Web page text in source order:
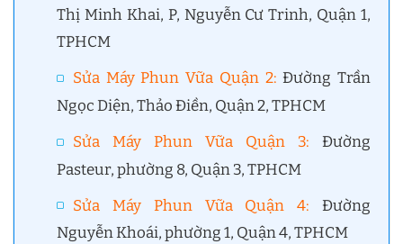
Thị Minh Khai, P, Nguyễn Cư Trinh, Quận 1,
TPHCM
Sửa Máy Phun Vữa Quận 2: Đường Trần
Ngọc Diện, Thảo Điền, Quận 2, TPHCM
Sửa Máy Phun Vữa Quận 3: Đường
Pasteur, phường 8, Quận 3, TPHCM
Sửa Máy Phun Vữa Quận 4: Đường
Nguyễn Khoái, phường 1, Quận 4, TPHCM